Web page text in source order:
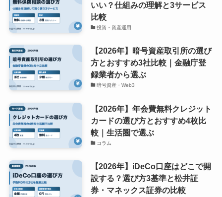
いい？仕組みの理解と3サービス
比較
投資・資産運用
【2026年】暗号資産取引所の選び
方とおすすめ3社比較｜金融庁登
録業者から選ぶ
暗号資産・Web3
【2026年】年会費無料クレジット
カードの選び方とおすすめ4枚比
較｜生活圏で選ぶ
コラム
【2026年】iDeCo口座はどこで開
設する？選び方3基準と松井証
券・マネックス証券の比較